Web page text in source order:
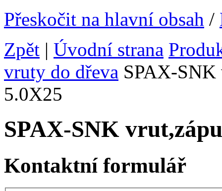
Přeskočit na hlavní obsah /
Zpět | Úvodní strana
vruty do dřeva SPAX-
5.0X25
SPAX-SNK
Kontaktní formulář